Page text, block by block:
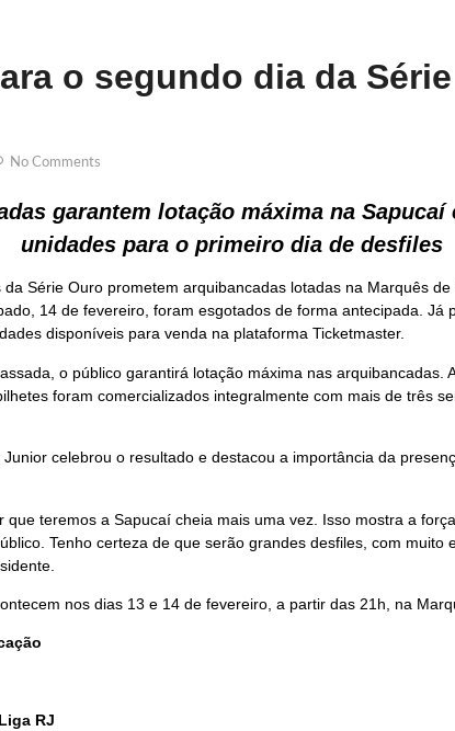
o segundo dia da
No Comments
garantem lotação máxima na Sapucaí
unidades para o primeiro dia de desfiles
Série Ouro prometem arquibancadas lotadas na Marquês
14 de fevereiro, foram esgotados de forma antecipada. Já
disponíveis para venda na plataforma Ticketmaster.
o público garantirá lotação máxima nas arquibancadas.
foram comercializados integralmente com mais de três
celebrou o resultado e destacou a importância da
que teremos a Sapucaí cheia mais uma vez. Isso mostra a
Tenho certeza de que serão grandes desfiles, com muito
nos dias 13 e 14 de fevereiro, a partir das 21h, na
RJ